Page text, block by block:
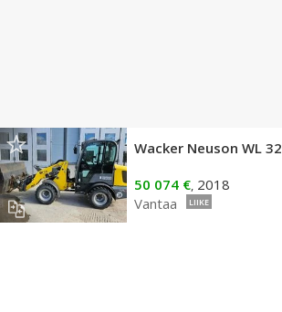
Wacker Neuson WL 32
50 074 €, 2018
Vantaa
LIIKE